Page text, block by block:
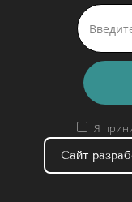
Я
данных.
Сайт